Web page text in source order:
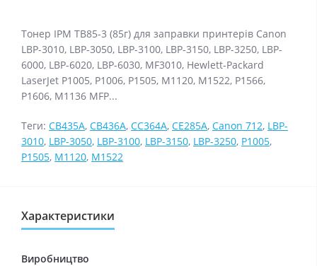
Тонер IPM TB85-3 (85г) для заправки принтерів Canon
LBP-3010, LBP-3050, LBP-3100, LBP-3150, LBP-3250, LBP-
6000, LBP-6020, LBP-6030, MF3010, Hewlett-Packard
LaserJet P1005, P1006, P1505, M1120, M1522, P1566,
P1606, M1136 MFP...
Теги: CB435A, CB436A, CC364A, CE285A, Canon 712, LBP-
3010, LBP-3050, LBP-3100, LBP-3150, LBP-3250, P1005,
P1505, M1120, M1522
Характеристики
Виробництво